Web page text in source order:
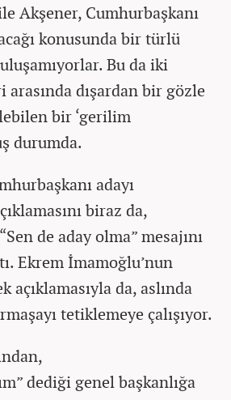
Akşener, Cumhurbaşkanı
konusunda bir türlü
Bu da iki
dışardan bir gözle
bir ‘gerilim
durumda.
adayı
biraz da,
de aday olma” mesajını
Ekrem İmamoğlu’nun
açıklamasıyla da, aslında
tetiklemeye çalışıyor.
dediği genel başkanlığa